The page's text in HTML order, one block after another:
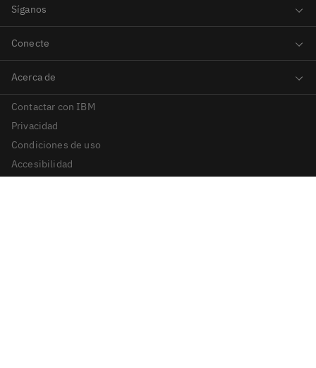
Contactar con IBM
Privacidad
Condiciones de uso
Accesibilidad